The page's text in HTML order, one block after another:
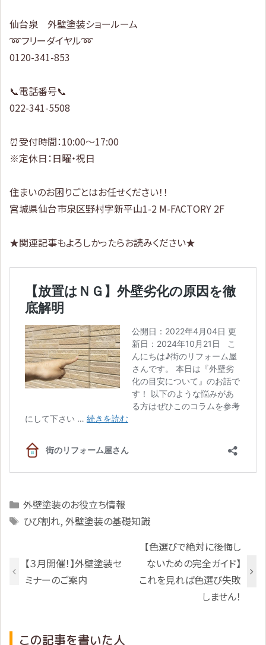
仙台泉 外壁塗装ショールーム
➿フリーダイヤル➿
0120-341-853
📞電話番号📞
022-341-5508
⏰受付時間：10:00～17:00
※定休日：日曜・祝日
住まいのお困りごとはお任せください！！
宮城県仙台市泉区野村字新平山1-2 M-FACTORY 2F
★関連記事もよろしかったらお読みください★
Categories
外壁塗装のお役立ち情報
Tags
ひび割れ, 外壁塗装の基礎知識
【３月開催！】外壁塗装セ
ミナーのご案内
【色選びで絶対に後悔し
ないための完全ガイド】
これを見れば色選び失敗
しません！
この記事を書いた人